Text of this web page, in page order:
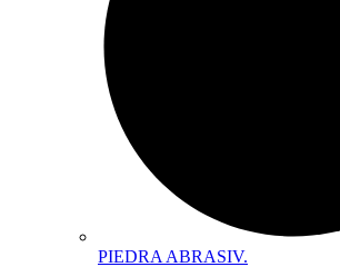
PIEDRA ABRASIV.